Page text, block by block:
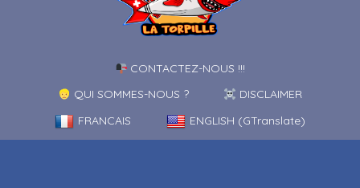
CONTACTEZ-NOUS !!!
QUI SOMMES-NOUS ?
DISCLAIMER
FRANCAIS
ENGLISH (GTranslate)